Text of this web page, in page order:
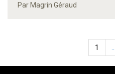
Par Magrin Géraud
1